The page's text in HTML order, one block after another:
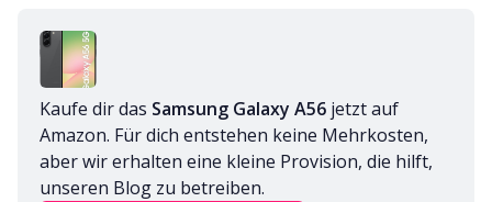
Kaufe dir das Samsung Galaxy A56 jetzt auf
Amazon. Für dich entstehen keine Mehrkosten,
aber wir erhalten eine kleine Provision, die hilft,
unseren Blog zu betreiben.